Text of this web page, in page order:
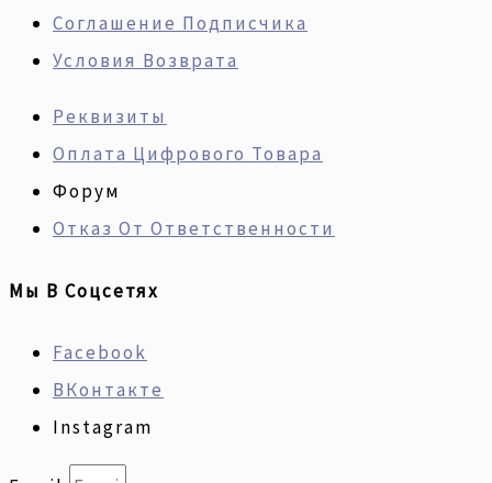
Соглашение Подписчика
Условия Возврата
Реквизиты
Оплата Цифрового Товара
Форум
Отказ От Ответственности
Мы В Соцсетях
Facebook
ВКонтакте
Instagram